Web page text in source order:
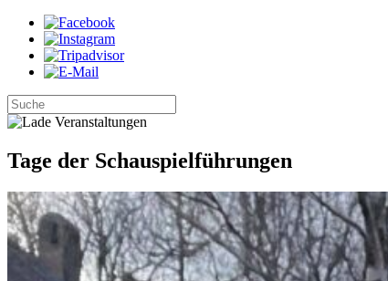
Tage der Schauspielführungen